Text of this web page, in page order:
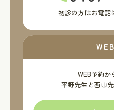
初診の方はお電話
WEB予約か
平野先生と西山